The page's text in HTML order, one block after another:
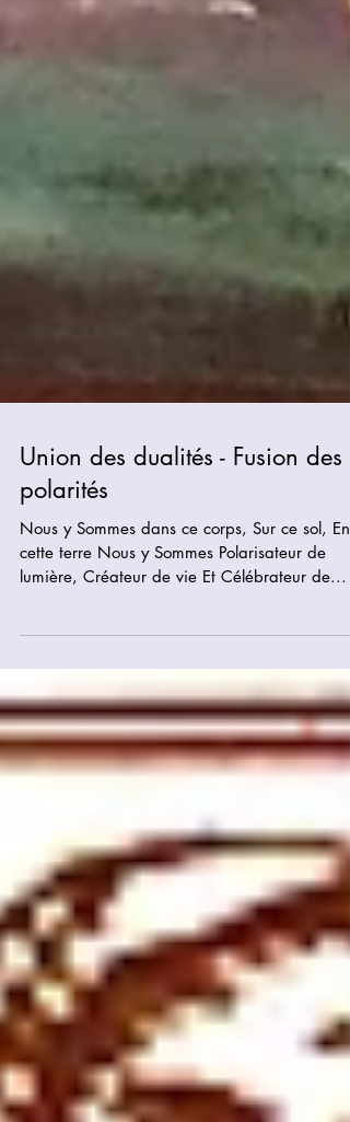
Union des dualités - Fusion des
polarités
Nous y Sommes dans ce corps, Sur ce sol, En
lumière, Créateur de vie Et Célébrateur de...